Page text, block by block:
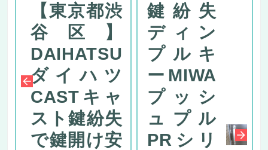
【東京都渋
谷区】
DAIHATSU
ダイハツ
CASTキャ
スト鍵紛失
で鍵開け安
鍵紛失
ディン
プルキ
ーMIWA
プッシ
ュプル
PRシリ